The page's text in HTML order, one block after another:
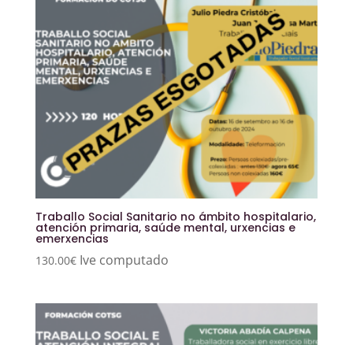
Traballo Social Sanitario no ámbito hospitalario,
atención primaria, saúde mental, urxencias e
emerxencias
130.00€ Ive computado